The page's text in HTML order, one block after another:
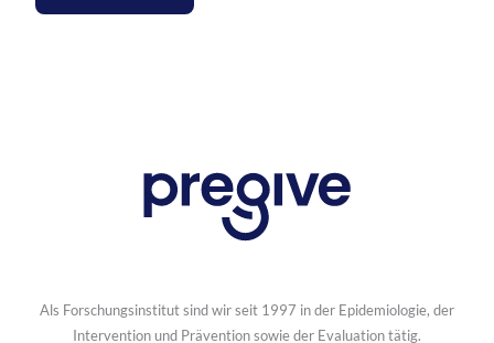
Als Forschungsinstitut sind wir seit 1997 in der Epidemiologie, der
Intervention und Prävention sowie der Evaluation tätig.